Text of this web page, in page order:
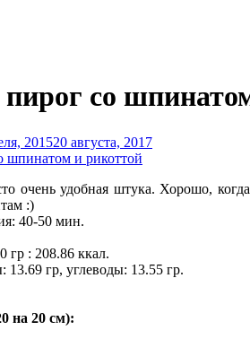
со
201520 августа, 2017
очень удобная штука. Хорошо,
:)
40-50 мин.
гр : 208.86 ккал.
13.69 гр, углеводы: 13.55 гр.
на 20 см):